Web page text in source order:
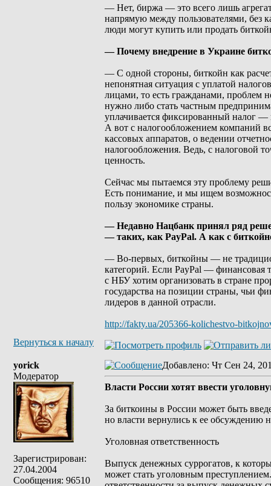
— Нет, биржа — это всего лишь
напрямую между пользователями, без
люди могут купить или продать
— Почему внедрение в Украине
— С одной стороны, биткойн как
непонятная ситуация с уплатой
лицами, то есть гражданами, проблем
нужно либо стать частным
уплачивается фиксированный налог —
А вот с налогообложением компаний
кассовых аппаратов, о ведении
налогообложения. Ведь, с налоговой
ценность.
Сейчас мы пытаемся эту проблему
Есть понимание, и мы ищем
пользу экономике страны.
— Недавно Нацбанк принял ряд
— таких, как PayPal. А как с
— Во-первых, биткойны — не
категорий. Если PayPal — финансовая
с НБУ хотим организовать в стране
государства на позиции страны, чьи
лидеров в данной отрасли.
http://fakty.ua/205366-kolichestvo-
Вернуться к началу
yorick
Модератор
Зарегистрирован:
27.04.2004
Сообщения: 96510
Добавлено: Чт Сен 24,
Власти России хотят ввести
За биткоины в России может быть
но власти вернулись к ее обсуждению
Уголовная ответственность
Выпуск денежных суррогатов, к
может стать уголовным